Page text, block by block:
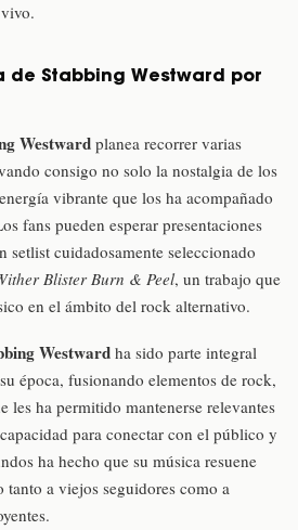
de Stabbing Westward por
Westward planea recorrer varias
consigo no solo la nostalgia de los
vibrante que los ha acompañado
fans pueden esperar presentaciones
setlist cuidadosamente seleccionado
Blister Burn & Peel, un trabajo que
en el ámbito del rock alternativo.
Westward ha sido parte integral
época, fusionando elementos de rock,
les ha permitido mantenerse relevantes
para conectar con el público y
ha hecho que su música resuene
tanto a viejos seguidores como a